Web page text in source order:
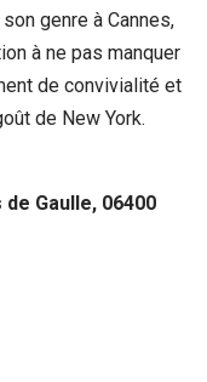
genre à Cannes,
à ne pas manquer
de convivialité et
de New York.
Gaulle, 06400